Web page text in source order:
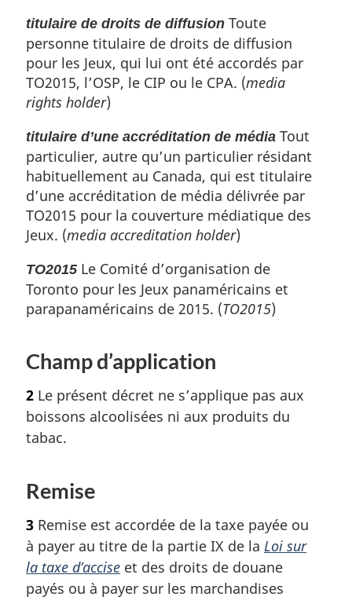
titulaire de droits de diffusion Toute
personne titulaire de droits de diffusion
pour les Jeux, qui lui ont été accordés par
TO2015, l’OSP, le CIP ou le CPA. (media
rights holder)
titulaire d’une accréditation de média Tout
particulier, autre qu’un particulier résidant
habituellement au Canada, qui est titulaire
d’une accréditation de média délivrée par
TO2015 pour la couverture médiatique des
Jeux. (media accreditation holder)
TO2015Le Comité d’organisation de
Toronto pour les Jeux panaméricains et
parapanaméricains de 2015. (TO2015)
Champ d’application
2 Le présent décret ne s’applique pas aux
boissons alcoolisées ni aux produits du
tabac.
Remise
3 Remise est accordée de la taxe payée ou
à payer au titre de la partie IX de la Loi sur
la taxe d’accise et des droits de douane
payés ou à payer sur les marchandises